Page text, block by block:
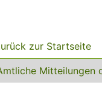
zur Startseite